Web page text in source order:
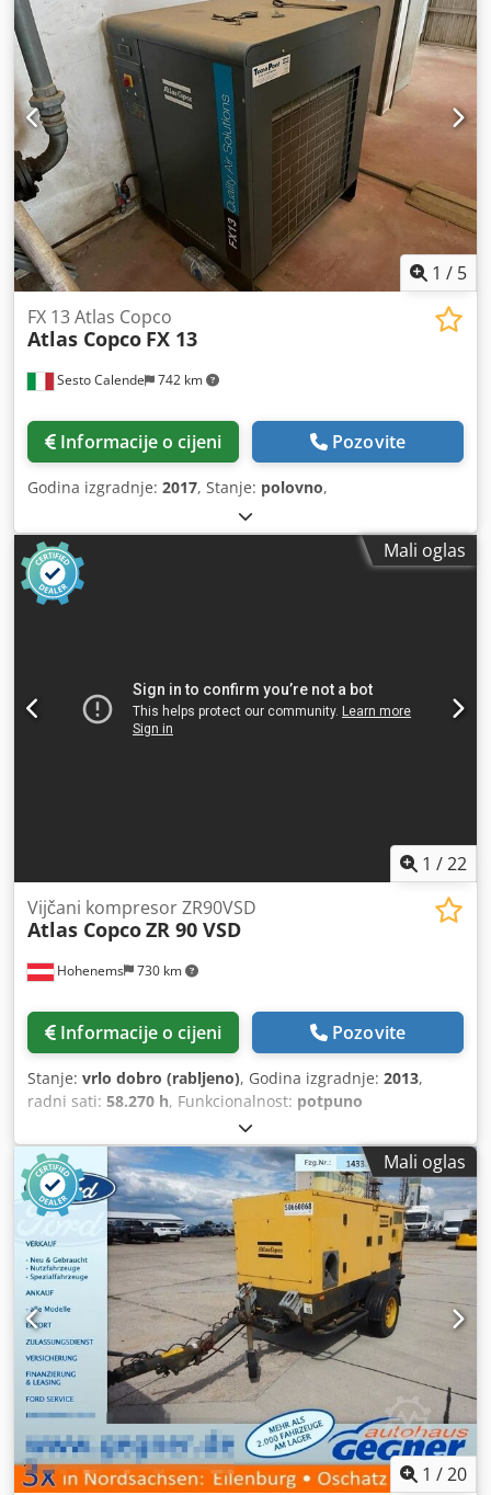
1 / 5
Sesto Calende 742 km
FX 13 Atlas Copco
Atlas Copco FX 13
Informacije o cijeni Pozovite
Godina izgradnje: 2017, Stanje: polovno,
Mali oglas
1 /22
Hohenems 730 km
Vijčani kompresor ZR90VSD
Atlas CopcoZR 90 VSD
Informacije o cijeni Pozovite
Stanje: vrlo dobro (rabljeno), Godina izgradnje: 2013,
radni sati: 58.270 h, Funkcionalnost: potpuno
Mali oglas
1 /20